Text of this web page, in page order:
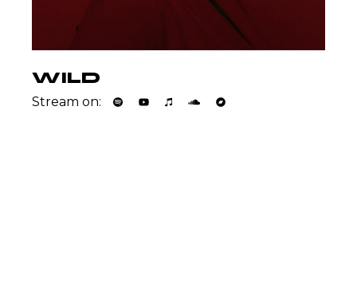
WILD
Stream on: